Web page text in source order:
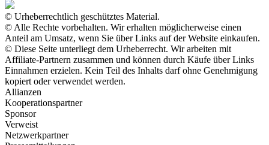
© Urheberrechtlich geschütztes Material.
© Alle Rechte vorbehalten. Wir erhalten möglicherweise einen
Anteil am Umsatz, wenn Sie über Links auf der Website einkaufen.
© Diese Seite unterliegt dem Urheberrecht. Wir arbeiten mit
Affiliate-Partnern zusammen und können durch Käufe über Links
Einnahmen erzielen. Kein Teil des Inhalts darf ohne Genehmigung
kopiert oder verwendet werden.
Allianzen
Kooperationspartner
Sponsor
Verweist
Netzwerkpartner